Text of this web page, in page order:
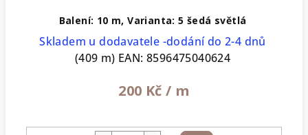
Balení: 10 m, Varianta: 5 šedá světlá
Skladem u dodavatele -dodání do 2-4 dnů
(409 m) EAN: 8596475040624
200 Kč/ m